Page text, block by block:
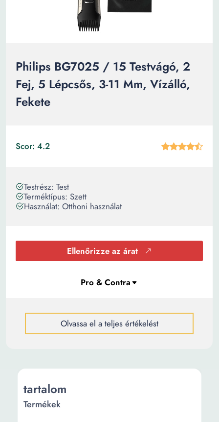
Philips BG7025 / 15 Testvágó, 2
Fej, 5 Lépcsős, 3-11 Mm, Vízálló,
Fekete
Scor: 4.2
Testrész: Test
Terméktípus: Szett
Használat: Otthoni használat
Ellenőrizze az árat
Olvassa el a teljes értékelést
tartalom
Termékek